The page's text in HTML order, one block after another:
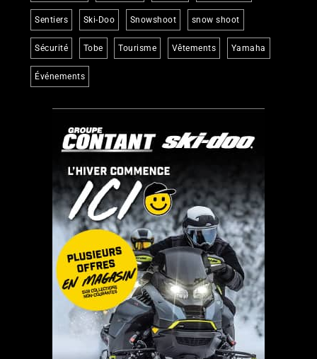
Sentiers Ski-Doo Snowshoot snow shoot
Sécurité Tobe Tourisme Vêtements Yamaha
Événements